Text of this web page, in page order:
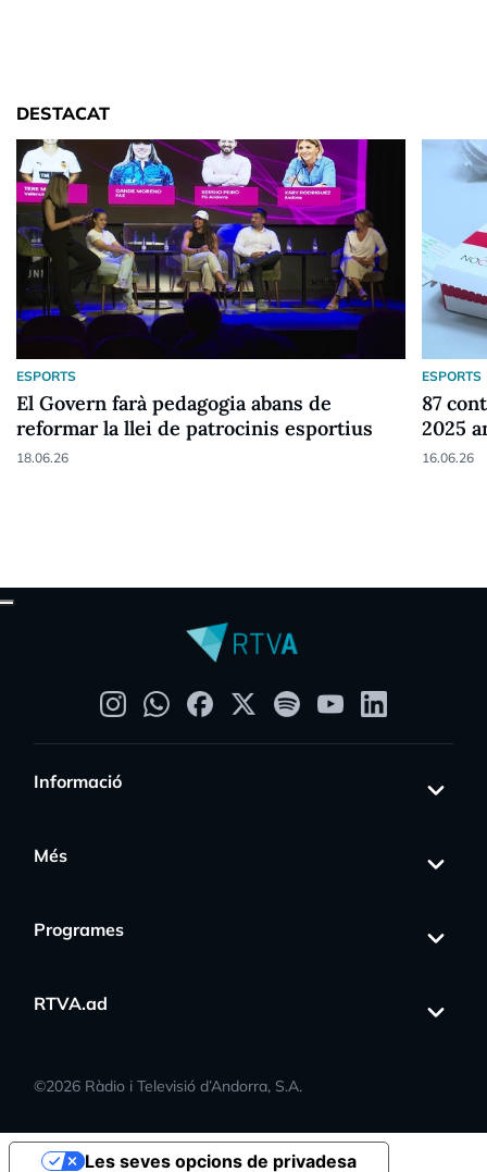
DESTACAT
ESPORTS
El Govern farà pedagogia abans de
reformar la llei de patrocinis esportius
18.06.26
ESPORTS
87
2025
16.06.26
Informació
Més
Programes
RTVA.ad
©2026 Ràdio i Televisió d’Andorra, S.A.
Les seves opcions de privadesa